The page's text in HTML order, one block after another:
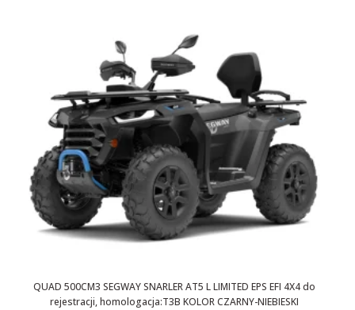
QUAD 500CM3 SEGWAY SNARLER AT5 L LIMITED EPS EFI 4X4 do
rejestracji, homologacja:T3B KOLOR CZARNY-NIEBIESKI